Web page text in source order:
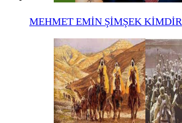
MEHMET EMİN ŞİMŞEK KİMDİR